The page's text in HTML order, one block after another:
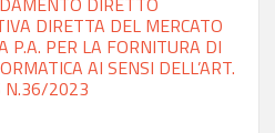
DIRETTA DEL MERCATO
P.A. PER LA FORNITURA DI
AI SENSI DELL’ART.
N.36/2023